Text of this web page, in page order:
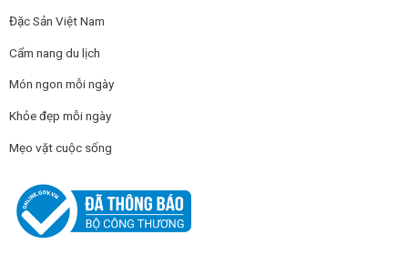
Đặc Sản Việt Nam
Cẩm nang du lịch
Món ngon mỗi ngày
Khỏe đẹp mỗi ngày
Mẹo vặt cuộc sống